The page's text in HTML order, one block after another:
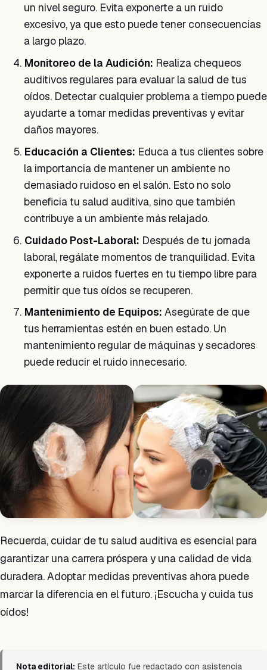
un nivel seguro. Evita exponerte a un ruido
excesivo, ya que esto puede tener consecuencias
a largo plazo.
Monitoreo de la Audición: Realiza chequeos
auditivos regulares para evaluar la salud de tus
oídos. Detectar cualquier problema a tiempo puede
ayudarte a tomar medidas preventivas y evitar
daños mayores.
Educación a Clientes: Educa a tus clientes sobre
la importancia de mantener un ambiente no
demasiado ruidoso en el salón. Esto no solo
beneficia tu salud auditiva, sino que también
contribuye a un ambiente más relajado.
Cuidado Post-Laboral: Después de tu jornada
laboral, regálate momentos de tranquilidad. Evita
exponerte a ruidos fuertes en tu tiempo libre para
permitir que tus oídos se recuperen.
Mantenimiento de Equipos: Asegúrate de que
tus herramientas estén en buen estado. Un
mantenimiento regular de máquinas y secadores
puede reducir el ruido innecesario.
Recuerda, cuidar de tu salud auditiva es esencial para
garantizar una carrera próspera y una calidad de vida
duradera. Adoptar medidas preventivas ahora puede
marcar la diferencia en el futuro. ¡Escucha y cuida tus
oídos!
Nota editorial: Este artículo fue redactado con asistencia